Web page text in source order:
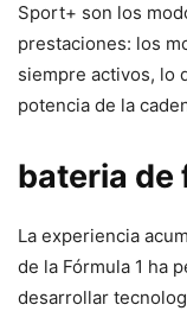
Sport+ son los
prestaciones: los
siempre activos, lo
potencia de la
bateria de
La experiencia
de la Fórmula 1 ha
desarrollar